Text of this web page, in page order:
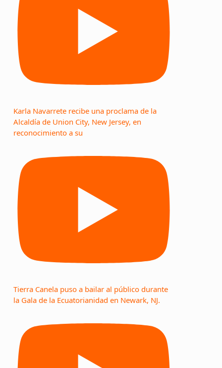
Karla Navarrete recibe una proclama de la
Alcaldía de Union City, New Jersey, en
reconocimiento a su
Tierra Canela puso a bailar al público durante
la Gala de la Ecuatorianidad en Newark, NJ.